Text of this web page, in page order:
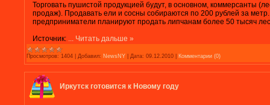
Торговать пушистой продукцией будут, в основном, коммерсанты
продаж). Продавать ели и сосны собираются по 200 рублей за
предприниматели планируют продать липчанам более 50 тысяч
Источник: ... Читать дальше »
Просмотров: 1404 Добавил: NewsNY Дата: 09.12.2010 Комментарии (0)
Иркутск готовится к Новому году